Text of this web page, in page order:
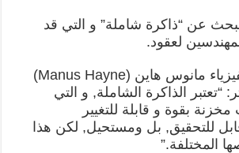
عن “ذاكرة شاملة” و التي قد
لعقود.
قال بروفيسور الفيزياء مانوس هاين (Manus Hayne)
“تعتبر الذاكرة الشاملة, و التي
بقوة و قابلة للتغيير
للتحقيق, بل ومستحيل, لكن هذا
المختلفة.”